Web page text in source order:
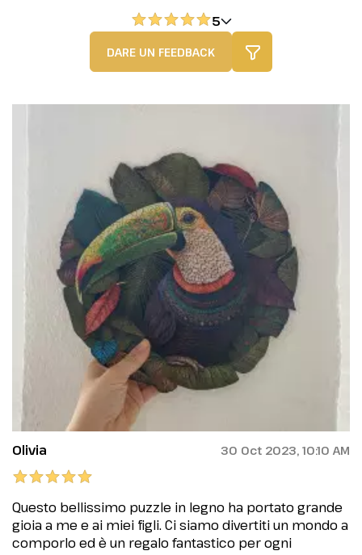
5
DARE UN FEEDBACK
Olivia 30 Oct 2023, 10:10 AM
Questo bellissimo puzzle in legno ha portato grande
gioia a me e ai miei figli. Ci siamo divertiti un mondo a
comporlo ed è un regalo fantastico per ogni